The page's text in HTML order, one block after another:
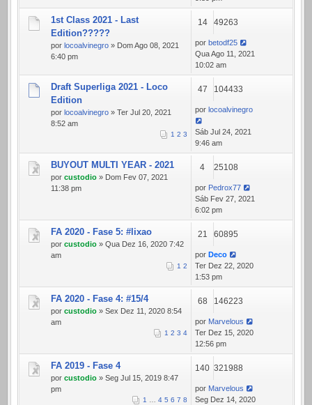
1st Class 2021 - Last
Edition?????
por locoalvinegro » Dom Ago 08, 2021
6:40 pm
14 49263
por betodf25
Qua Ago 11, 2021
10:02 am
Draft Superliga 2021 - Loco
Edition
por locoalvinegro » Ter Jul 20, 2021
8:52 am
1 2 3
47 104433
por locoalvinegro
Sáb Jul 24, 2021
9:46 am
BUYOUT MULTI YEAR - 2021
por custodio » Dom Fev 07, 2021
11:38 pm
4 25108
por Pedrox77
Sáb Fev 27, 2021
6:02 pm
FA 2020 - Fase 5: #lixao
por custodio » Qua Dez 16, 2020 7:42
am
1 2
21 60895
por Deco
Ter Dez 22, 2020
1:53 pm
FA 2020 - Fase 4: #15/4
por custodio » Sex Dez 11, 2020 8:54
am
1 2 3 4
68 146223
por Marvelous
Ter Dez 15, 2020
12:56 pm
FA 2019 - Fase 4
por custodio » Seg Jul 15, 2019 8:47
pm
1 … 4 5 6 7 8
140 321988
por Marvelous
Seg Dez 14, 2020